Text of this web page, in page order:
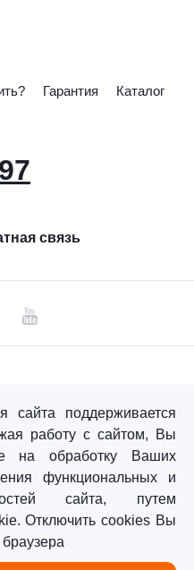
Гарантия Каталог
связь
данных
данных
Сравнение Избранное
сайта поддерживается
работу с сайтом, Вы
на обработку Ваших
функциональных и
сайта, путем
Отключить cookies Вы